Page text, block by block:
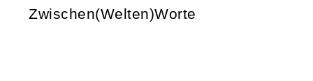
Zwischen(Welten)Worte